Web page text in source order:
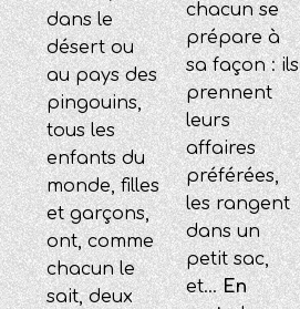
dans le
désert ou
au pays des
pingouins,
tous les
enfants du
monde, filles
et garçons,
ont, comme
chacun le
sait, deux
chacun se
prépare à
sa façon : ils
prennent
leurs
affaires
préférées,
les rangent
dans un
petit sac,
et...En